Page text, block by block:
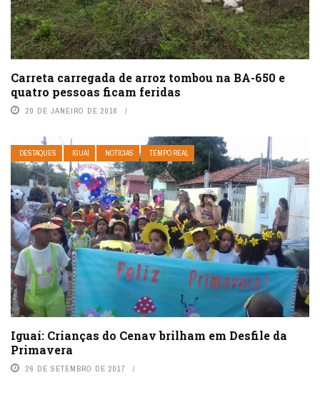
Carreta carregada de arroz tombou na BA-650 e
quatro pessoas ficam feridas
20 DE JANEIRO DE 2016
DESTAQUES IGUAÍ NOTÍCIAS TEMPO REAL
Iguaí: Crianças do Cenav brilham em Desfile da
Primavera
26 DE SETEMBRO DE 2017